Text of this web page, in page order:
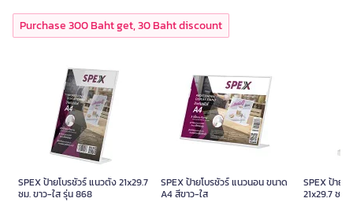
Purchase 300 Baht get, 30 Baht discount
SPEX ป้ายโบรชัวร์ แนวตั้ง 21x29.7
ซม. ขาว-ใส รุ่น 868
SPEX ป้ายโบรชัวร์ แนวนอน ขนาด
A4 สีขาว-ใส
SPEX ป้าย
21x29.7 ซม.